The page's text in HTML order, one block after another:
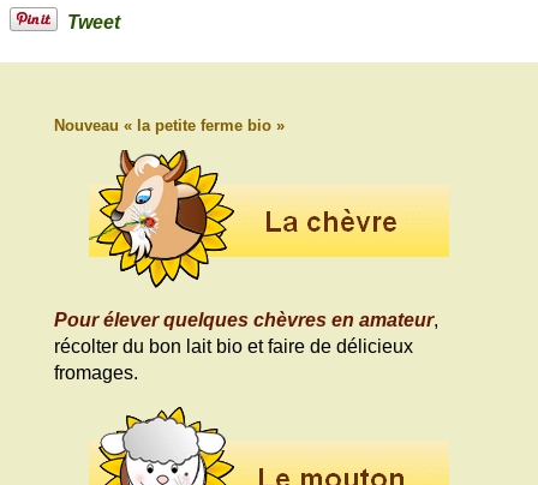
Tweet
Nouveau « la petite ferme bio »
Pour élever quelques chèvres en amateur,
récolter du bon lait bio et faire de délicieux
fromages.